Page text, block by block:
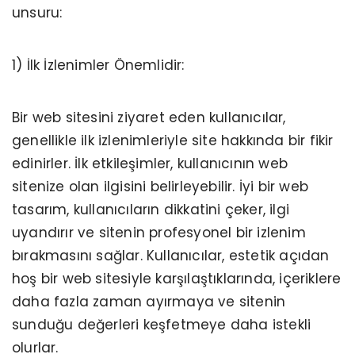
unsuru:
1) İlk İzlenimler Önemlidir:
Bir web sitesini ziyaret eden kullanıcılar,
genellikle ilk izlenimleriyle site hakkında bir fikir
edinirler. İlk etkileşimler, kullanıcının web
sitenize olan ilgisini belirleyebilir. İyi bir web
tasarım, kullanıcıların dikkatini çeker, ilgi
uyandırır ve sitenin profesyonel bir izlenim
bırakmasını sağlar. Kullanıcılar, estetik açıdan
hoş bir web sitesiyle karşılaştıklarında, içeriklere
daha fazla zaman ayırmaya ve sitenin
sunduğu değerleri keşfetmeye daha istekli
olurlar.